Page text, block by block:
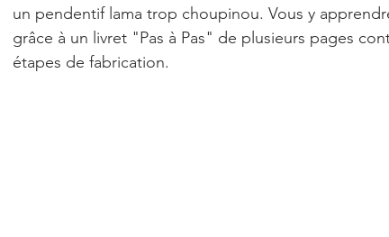
un pendentif lama trop choupinou. Vous y
grâce à un livret "Pas à Pas" de plusieurs pages
étapes de fabrication.